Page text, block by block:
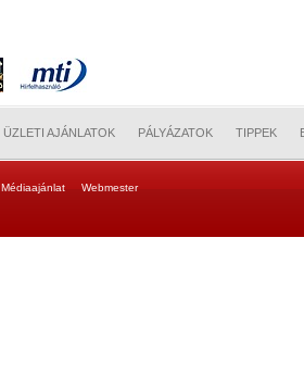
ÜZLETI AJÁNLATOK PÁLYÁZATOK TIPPEK
Médiaajánlat Webmester